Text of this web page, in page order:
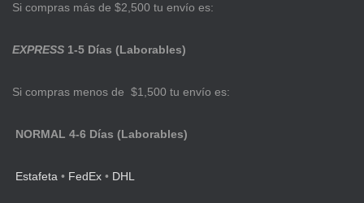
Si compras más de $2,500 tu envío es:
EXPRESS 1-5 Días (Laborables)
Si compras menos de $1,500 tu envío es:
NORMAL 4-6 Días (Laborables)
Estafeta • FedEx • DHL